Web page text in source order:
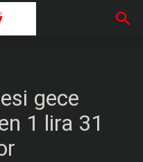
gece
1 lira 31